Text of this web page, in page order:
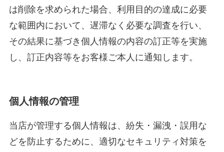
は削除を求められた場合、利用目的の達成に必要
な範囲内において、遅滞なく必要な調査を行い、
その結果に基づき個人情報の内容の訂正等を実施
し、訂正内容等をお客様ご本人に通知します。
個人情報の管理
当店が管理する個人情報は、紛失・漏洩・誤用な
どを防止するために、適切なセキュリティ対策を